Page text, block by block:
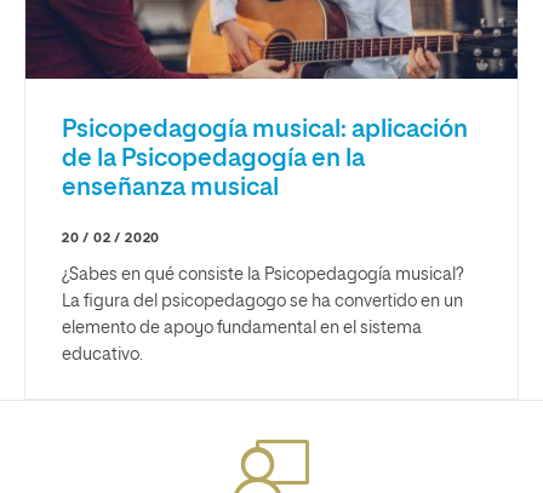
Psicopedagogía musical: aplicación
de la Psicopedagogía en la
enseñanza musical
20 / 02 / 2020
¿Sabes en qué consiste la Psicopedagogía musical ?
La figura del psicopedagogo se ha convertido en un
elemento de apoyo fundamental en el sistema
educativo.